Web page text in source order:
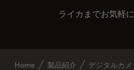
ライカまでお気軽
Home 製品紹介 デジタルカメ